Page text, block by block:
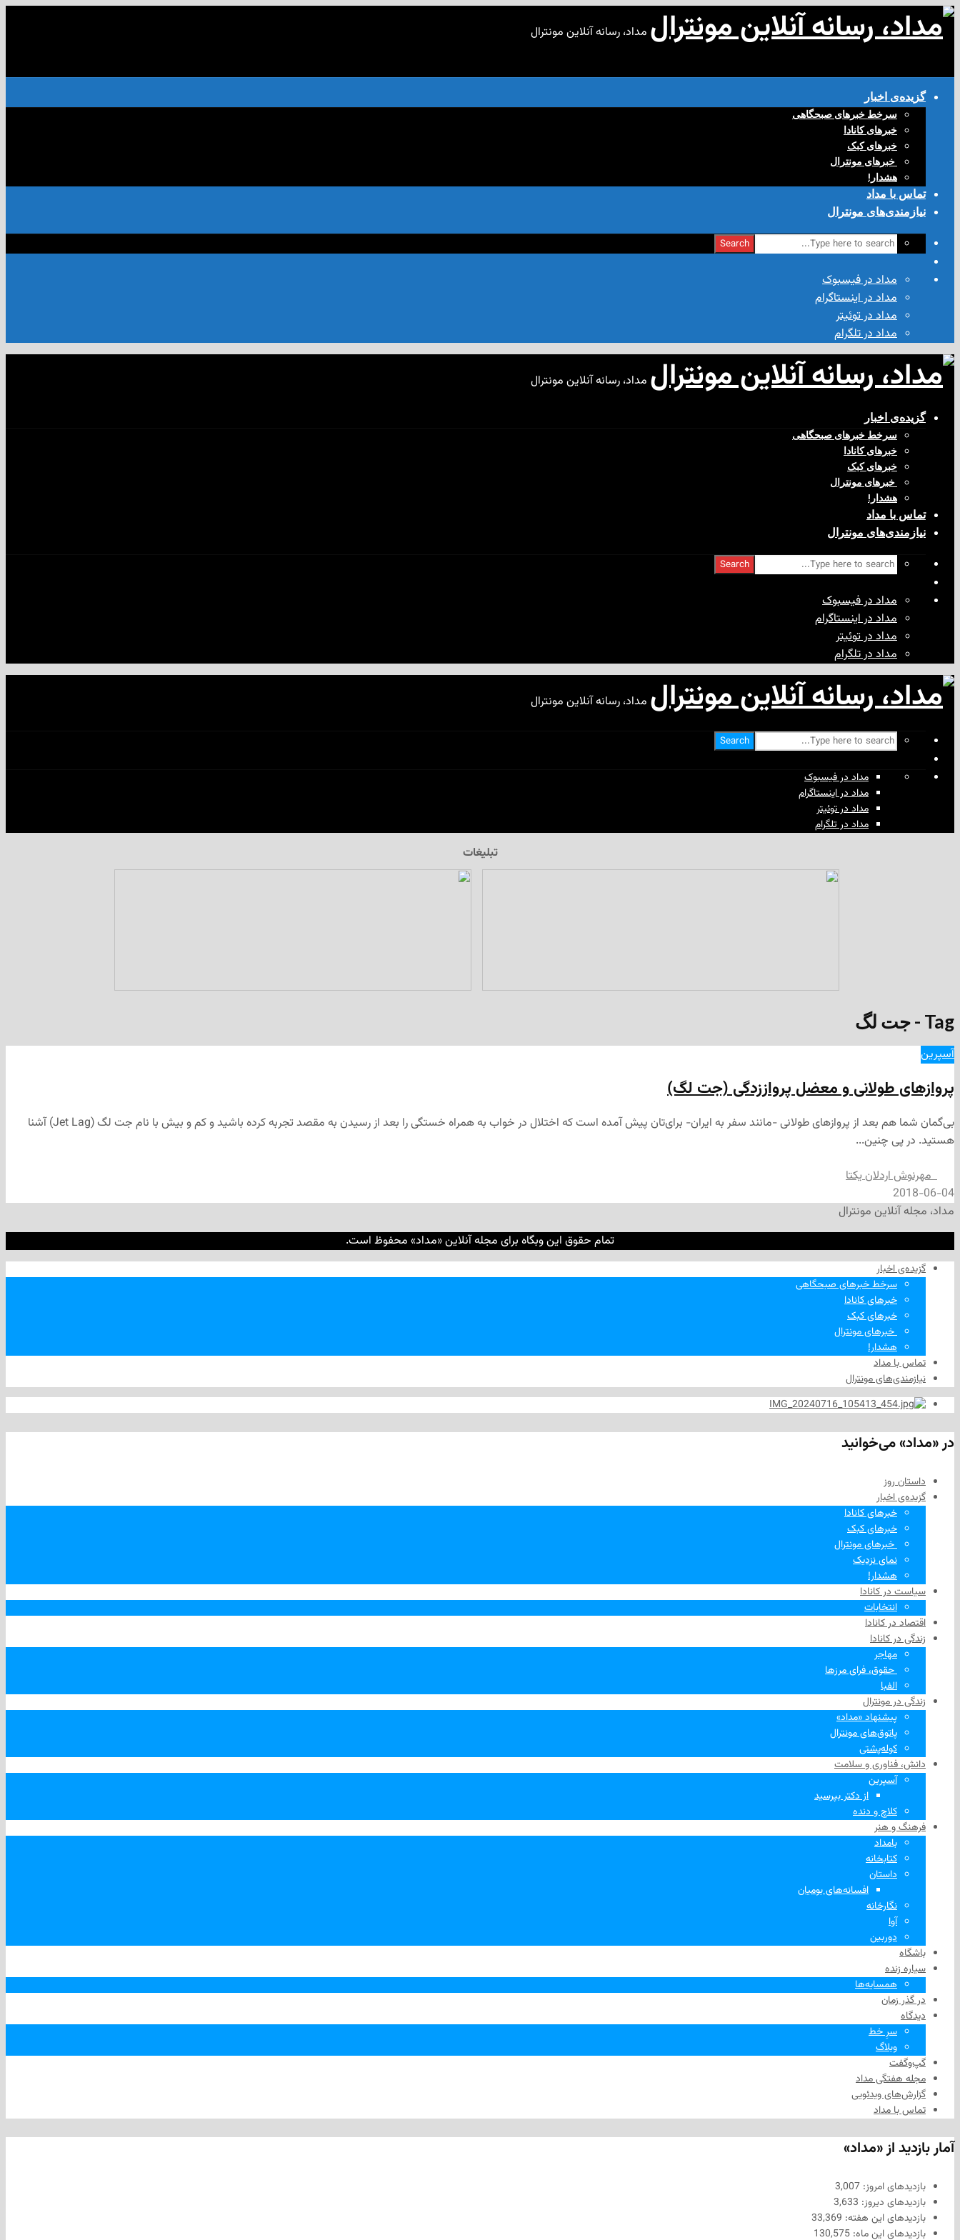
مداد، رسانه آنلاین مونترال
گزیده‌ی‌ اخبار
سرخط خبرهای صبحگاهی
خبرهای کانادا
خبرهای کبک
‌ خبرهای مونترال
هشدار!
تماس با مداد
نیازمندی‌های مونترال
Search
مداد در فیسبوک
مداد در اینستاگرام
مداد در توئیتر
مداد در تلگرام
مداد، رسانه آنلاین مونترال
گزیده‌ی‌ اخبار
سرخط خبرهای صبحگاهی
خبرهای کانادا
خبرهای کبک
‌ خبرهای مونترال
هشدار!
تماس با مداد
نیازمندی‌های مونترال
Search
مداد در فیسبوک
مداد در اینستاگرام
مداد در توئیتر
مداد در تلگرام
مداد، رسانه آنلاین مونترال
Search
مداد در فیسبوک
مداد در اینستاگرام
مداد در توئیتر
مداد در تلگرام
تبلیغات
Tag - جت لگ
آسپرین
پروازهای طولانی و معضل پرواززدگی (جت لگ)
بی‌گمان شما هم بعد از پروازهای طولانی -مانند سفر به ایران- برای‌تان پیش آمده است که اختلال در خواب به همراه خستگی را بعد از رسیدن به مقصد تجربه کرده‌ باشید و کم و بیش با نام جت لگ (Jet Lag) آشنا
هستید. در پی چنین...
‌‌ مهرنوش اردلان یکتا
2018-06-04
مداد، مجله آنلاین مونترال
تمام حقوق این وبگاه برای مجله آنلاین «مداد» محفوظ است.
گزیده‌ی‌ اخبار
سرخط خبرهای صبحگاهی
خبرهای کانادا
خبرهای کبک
‌ خبرهای مونترال
هشدار!
تماس با مداد
نیازمندی‌های مونترال
در «مداد» می‌خوانید
داستان روز
گزیده‌ی‌ اخبار
خبرهای کانادا
خبرهای کبک
‌ خبرهای مونترال
نمای نزدیک
هشدار!
سیاست در کانادا
انتخابات
اقتصاد در کانادا
زندگی در کانادا
مهاجر
‌ حقوق، فرای مرزها
الفبا
زندگی در مونترال
پیشنهاد «مداد»
پاتوق‌های مونترال
کوله‌پشتی
دانش، فناوری و سلامت
آسپرین
از دکتر بپرسید
کلاچ و دنده
فرهنگ و هنر
بامداد
کتابخانه
داستان
افسانه‌های بومیان
نگارخانه
آوا
دوربین
باشگاه
سیاره زنده
همسایه‌ها
در گذر زمان
دیدگاه
سرِ خط
وبلاگ
گپ‌وگفت
مجله هفتگی مداد
گزارش‌های ویدئویی
تماس با مداد
آمار بازدید از «مداد»
بازدیدهای امروز: 3,007
بازدیدهای دیروز: 3,633
بازدیدهای این هفته: 33,369
بازدیدهای این ماه: 130,575